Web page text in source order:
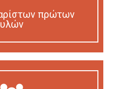
πρώτων
υλών